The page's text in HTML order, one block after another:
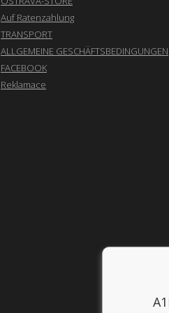
Auf Ratenzahlung
TRANSPORT
ALLGEMEINE GESCHÄFTSBEDINGUNGEN
FACEBOOK
Reklamace